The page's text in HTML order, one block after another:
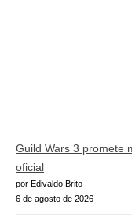
Guild Wars 3 promete
oficial
por Edivaldo Brito
6 de agosto de 2026